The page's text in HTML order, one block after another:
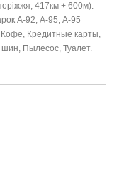
417км + 600м).
А-92, А-95, А-95
Кофе, Кредитные карты,
шин, Пылесос, Туалет.